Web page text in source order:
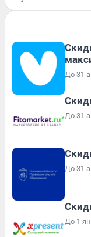
До 31
До 31
До 31
До 1